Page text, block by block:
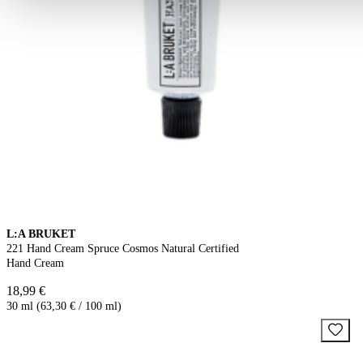
L:A BRUKET
221 Hand Cream Spruce Cosmos Natural Certified
Hand Cream
18,99 €
30 ml (63,30 € / 100 ml)